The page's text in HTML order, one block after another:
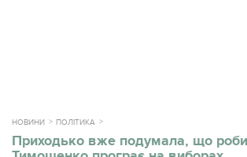
НОВИНИ ПОЛІТИКА
Приходько вже подумала, що